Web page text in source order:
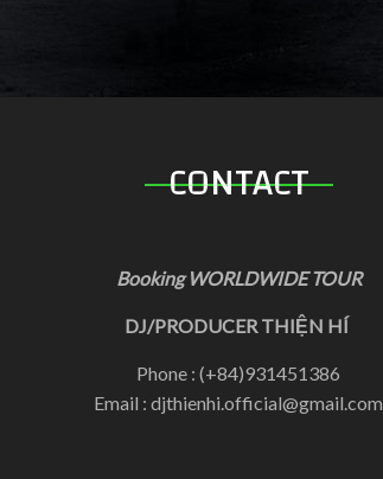
CONTACT
Booking WORLDWIDE TOUR
DJ/PRODUCER THIỆN HÍ
Phone : (+84)931451386
Email : djthienhi.official@gmail.com